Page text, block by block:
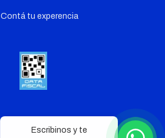
Contá tu experencia
Escribinos y te